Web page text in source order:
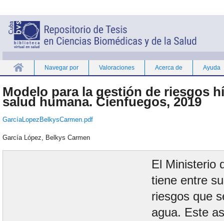
Navegar por Valoraciones Acerca de Ayuda
Modelo para la gestión de riesgos
salud humana. Cienfuegos, 2019
GarcíaLopezBelkysCarmen.pdf
García López, Belkys Carmen
El Ministerio
tiene entre
riesgos que
agua. Este